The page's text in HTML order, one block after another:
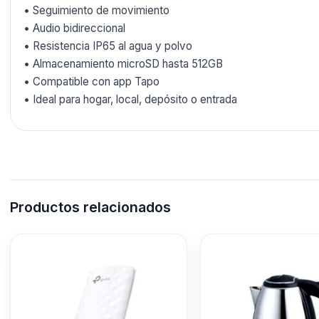
• Seguimiento de movimiento
• Audio bidireccional
• Resistencia IP65 al agua y polvo
• Almacenamiento microSD hasta 512GB
• Compatible con app Tapo
• Ideal para hogar, local, depósito o entrada
Productos relacionados